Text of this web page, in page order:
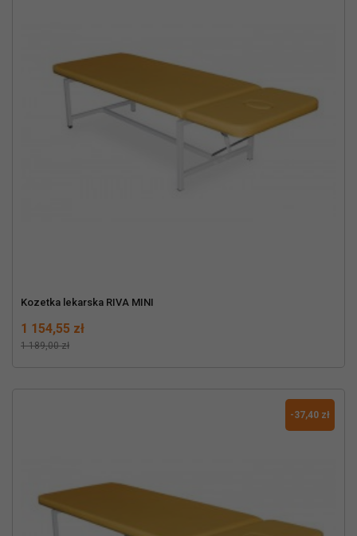
Kozetka lekarska RIVA MINI
Cena
1 154,55 zł
Normalna cena
1 189,00 zł
-37,40 zł